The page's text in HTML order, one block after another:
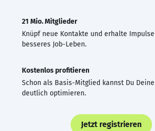
21 Mio. Mitglieder
Knüpf neue Kontakte und erhalte
besseres Job-Leben.
Kostenlos profitieren
Schon als Basis-Mitglied kannst Du Deine
deutlich optimieren.
Jetzt registrieren